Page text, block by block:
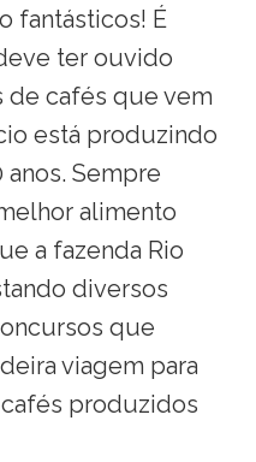
fantásticos! É
ter ouvido
de cafés que vem
está produzindo
anos. Sempre
alimento
a fazenda Rio
diversos
que
viagem para
produzidos